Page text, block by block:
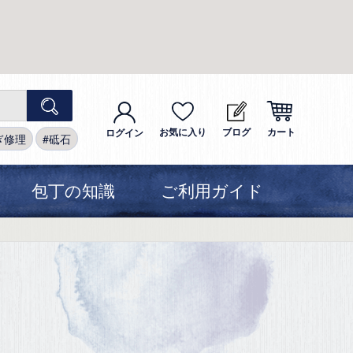
修理 砥石 ログイン お気に入り ブログ カート
包丁の知識 ご利用ガイド